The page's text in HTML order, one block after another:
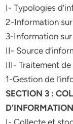
I- Typologies
2-Information
3-Information sur
II- Source
III- Traitement de
1-Gestion de
SECTION 3 :
D’INFORMATION
I- Collecte et